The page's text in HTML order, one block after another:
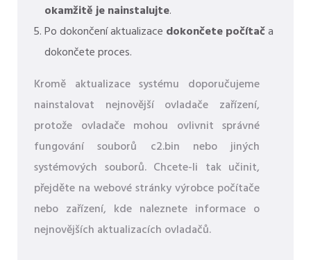
okamžitě je nainstalujte.
Po dokončení aktualizace dokončete počítača
dokončete proces.
Kromě aktualizace systému doporučujeme
nainstalovat nejnovější ovladače zařízení,
protože ovladače mohou ovlivnit správné
fungování souborů c2.bin nebo jiných
systémových souborů. Chcete-li tak učinit,
přejděte na webové stránky výrobce počítače
nebo zařízení, kde naleznete informace o
nejnovějších aktualizacích ovladačů.